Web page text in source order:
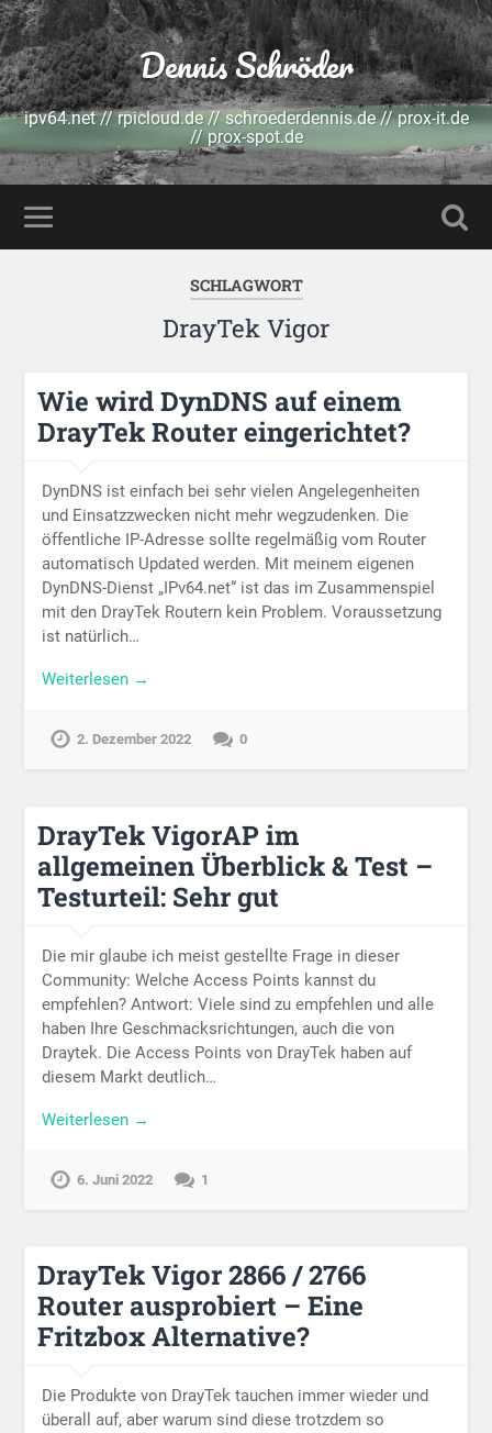
Dennis Schröder
ipv64.net // rpicloud.de // schroederdennis.de // prox-it.de
// prox-spot.de
SCHLAGWORT
DrayTek Vigor
Wie wird DynDNS auf einem
DrayTek Router eingerichtet?
DynDNS ist einfach bei sehr vielen Angelegenheiten
und Einsatzzwecken nicht mehr wegzudenken. Die
öffentliche IP-Adresse sollte regelmäßig vom Router
automatisch Updated werden. Mit meinem eigenen
DynDNS-Dienst „IPv64.net“ ist das im Zusammenspiel
mit den DrayTek Routern kein Problem. Voraussetzung
ist natürlich…
Weiterlesen →
2. Dezember 2022 0
DrayTek VigorAP im
allgemeinen Überblick & Test –
Testurteil: Sehr gut
Die mir glaube ich meist gestellte Frage in dieser
Community: Welche Access Points kannst du
empfehlen? Antwort: Viele sind zu empfehlen und alle
haben Ihre Geschmacksrichtungen, auch die von
Draytek. Die Access Points von DrayTek haben auf
diesem Markt deutlich…
Weiterlesen →
6. Juni 2022 1
DrayTek Vigor 2866 / 2766
Router ausprobiert – Eine
Fritzbox Alternative?
Die Produkte von DrayTek tauchen immer wieder und
überall auf, aber warum sind diese trotzdem so